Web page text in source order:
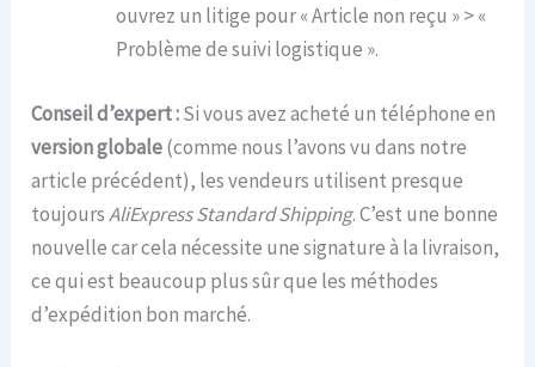
ouvrez un litige pour « Article non reçu » > «
Problème de suivi logistique ».
Conseil d’expert :Si vous avez acheté un téléphone en
version globale(comme nous l’avons vu dans notre
article précédent), les vendeurs utilisent presque
toujoursAliExpress Standard Shipping. C’est une bonne
nouvelle car cela nécessite une signature à la livraison,
ce qui est beaucoup plus sûr que les méthodes
d’expédition bon marché.